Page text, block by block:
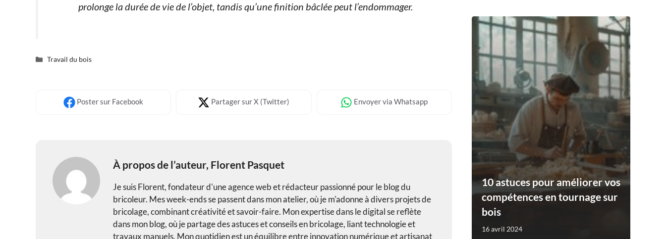
prolonge la durée de vie de l’objet, tandis qu’une finition bâclée peut l’endommager.
Catégories
Travail du bois
Postersur Facebook Partagersur X (Twitter) Envoyervia Whatsapp
À propos de l’auteur, Florent Pasquet
Je suis Florent, fondateur d'une agence web et rédacteur passionné pour le blog du
bricoleur. Mes week-ends se passent dans mon atelier, où je m'adonne à divers projets de
bricolage, combinant créativité et savoir-faire. Mon expertise dans le digital se reflète
dans mon blog, où je partage des astuces et conseils en bricolage, liant technologie et
travaux manuels. Mon quotidien est un équilibre entre innovation numérique et artisanat
10 astuces pour améliorer vos
compétences en tournage sur
bois
16 avril 2024